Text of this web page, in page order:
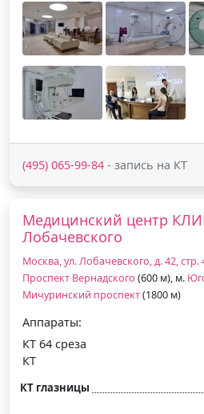
(495) 065-99-84 - запись на КТ
Медицинский центр
Лобачевского
Москва, ул. Лобачевского, д. 42, стр.
Проспект Вернадского (600 м), м.
Мичуринский проспект(1800 м)
Аппараты:
КТ 64 среза
КТ
КТ глазницы